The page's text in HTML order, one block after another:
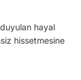
hayal
hissetmesine